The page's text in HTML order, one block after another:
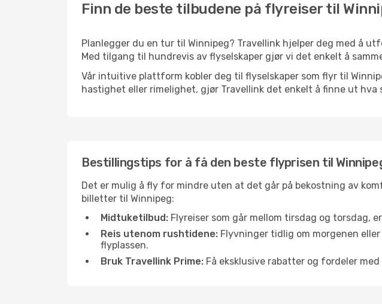
Finn de beste tilbudene på flyreiser til
Planlegger du en tur til Winnipeg? Travellink hjelper deg med å
Med tilgang til hundrevis av flyselskaper gjør vi det enkelt å
Vår intuitive plattform kobler deg til flyselskaper som flyr til
hastighet eller rimelighet, gjør Travellink det enkelt å finne ut
Bestillingstips for å få den beste flyprisen til
Det er mulig å fly for mindre uten at det går på bekostning av
billetter til Winnipeg:
Midtuketilbud: Flyreiser som går mellom tirsdag og torsdag,
Reis utenom rushtidene: Flyvninger tidlig om morgenen
flyplassen.
Bruk Travellink Prime: Få eksklusive rabatter og fordeler